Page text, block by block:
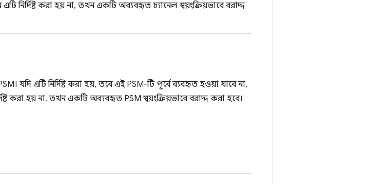
নির্দিষ্ট করা হয় না, তখন একটি অব্যবহৃত চ্যানেল স্বয়ংক্রিয়ভাবে বরাদ্দ
যদি এটি নির্দিষ্ট করা হয়, তবে এই PSM-টি পূর্বে ব্যবহৃত হওয়া যাবে না,
করা হয় না, তখন একটি অব্যবহৃত PSM স্বয়ংক্রিয়ভাবে বরাদ্দ করা হবে।